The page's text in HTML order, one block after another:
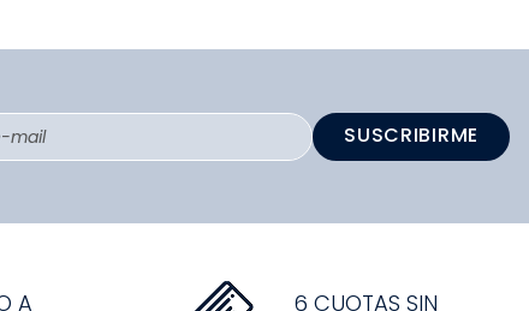
SUSCRIBIRME
A
6 CUOTAS SIN